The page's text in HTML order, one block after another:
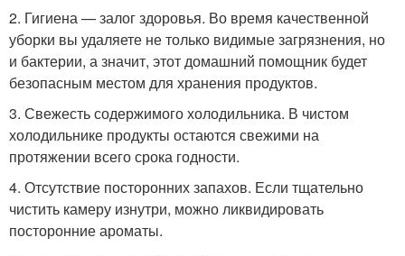
2. Гигиена — залог здоровья. Во время качественной
уборки вы удаляете не только видимые загрязнения, но
и бактерии, а значит, этот домашний помощник будет
безопасным местом для хранения продуктов.
3. Свежесть содержимого холодильника. В чистом
холодильнике продукты остаются свежими на
протяжении всего срока годности.
4. Отсутствие посторонних запахов. Если тщательно
чистить камеру изнутри, можно ликвидировать
посторонние ароматы.